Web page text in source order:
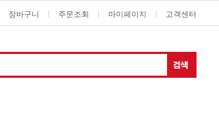
장바구니 주문조회 마이페이지 고객센터